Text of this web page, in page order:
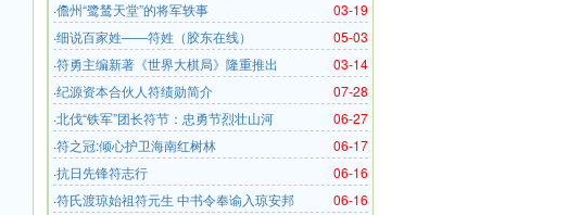
03-19
·儋州“鹭鸶天堂”的将军轶事
05-03
·细说百家姓——符姓（胶东在线）
03-14
·符勇主编新著《世界大棋局》隆重推出
07-28
·纪源资本合伙人符绩勋简介
06-27
·北伐“铁军”团长符节：忠勇节烈壮山河
06-17
·符之冠:倾心护卫海南红树林
06-16
·抗日先锋符志行
06-16
·符氏渡琼始祖符元生 中书令奉谕入琼安邦